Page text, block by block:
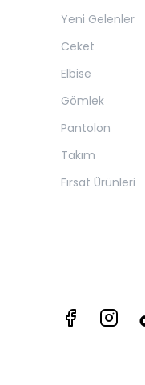
Yeni Gelenler
Ceket
Elbise
Gömlek
Pantolon
Takım
Fırsat Ürünleri